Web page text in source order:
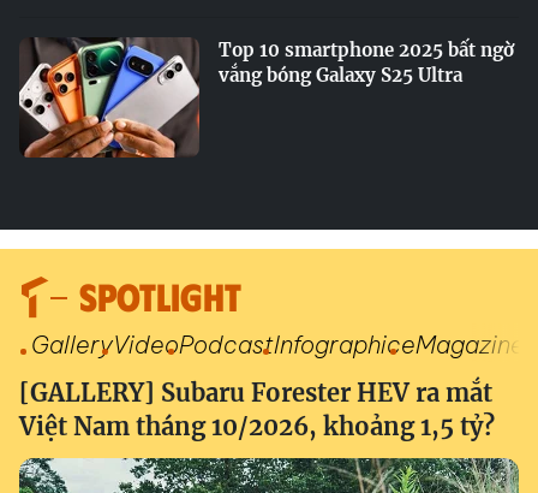
Top 10 smartphone 2025 bất ngờ
vắng bóng Galaxy S25 Ultra
SPOTLIGHT
GalleryVideoPodcastInfographiceMagazine
[GALLERY] Subaru Forester HEV ra mắt
Việt Nam tháng 10/2026, khoảng 1,5 tỷ?